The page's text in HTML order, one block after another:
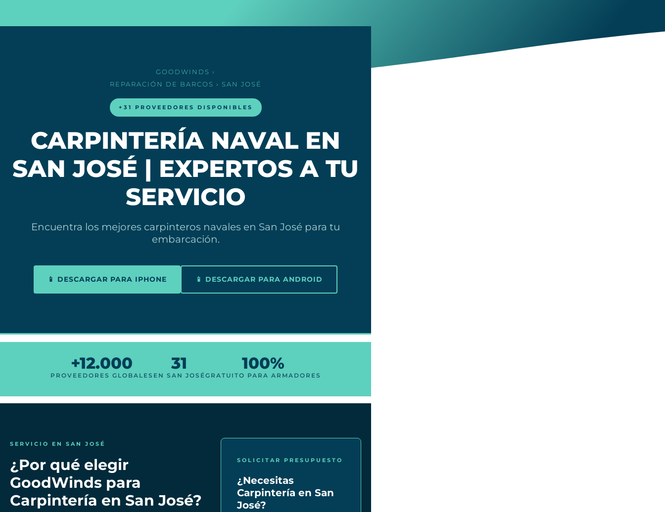
GOODWINDS ›
REPARACIÓN DE BARCOS › SAN JOSÉ
+31 PROVEEDORES DISPONIBLES
CARPINTERÍA NAVAL EN
SAN JOSÉ | EXPERTOS A TU
SERVICIO
Encuentra los mejores carpinteros navales en San José para tu
embarcación.
📱 DESCARGAR PARA IPHONE 📱 DESCARGAR PARA ANDROID
+12.000
PROVEEDORES GLOBALES
31
EN SAN JOSÉ
100%
GRATUITO PARA ARMADORES
SERVICIO EN SAN JOSÉ
¿Por qué elegir
GoodWinds para
Carpintería en San José?
SOLICITAR PRESUPUESTO
¿Necesitas
Carpintería en San
José?